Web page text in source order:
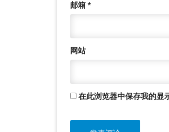
邮箱 *
网站
在此浏览器中保存我的显